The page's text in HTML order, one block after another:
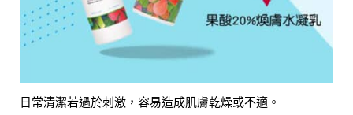
日常清潔若過於刺激，容易造成肌膚乾燥或不適。